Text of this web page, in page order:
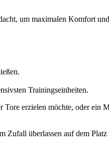
um maximalen Komfort
Trainingseinheiten.
erzielen möchte, oder ein
Zufall überlassen auf dem